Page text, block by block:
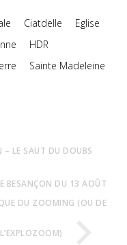
Ciatdelle
Eglise
HDR
Sainte Madeleine
– LE SAUT DU DOUBS
BESANÇON DU 13 AOÛT
DU ZOOMING (OU DE
L’EXPLOZOOM)